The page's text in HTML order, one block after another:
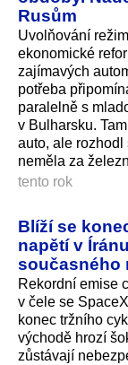
Rusům
Uvolňování
ekonomické
zajímavých
potřeba
paralelně s
v Bulharsku.
auto, ale rozhodl
neměla za
tento rok
Blíží se
napětí v
současného
Rekordní emise
v čele se
konec tržního
východě hrozí
zůstávají